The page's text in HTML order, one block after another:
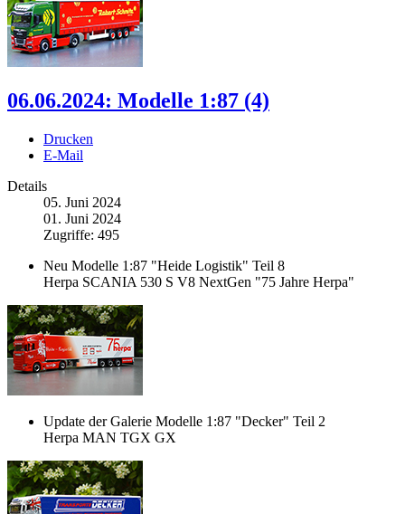
06.06.2024: Modelle 1:87 (4)
Drucken
E-Mail
Details
05. Juni 2024
01. Juni 2024
Zugriffe: 495
Neu Modelle 1:87 "Heide Logistik" Teil 8
Herpa SCANIA 530 S V8 NextGen "75 Jahre Herpa"
Update der Galerie Modelle 1:87 "Decker" Teil 2
Herpa MAN TGX GX